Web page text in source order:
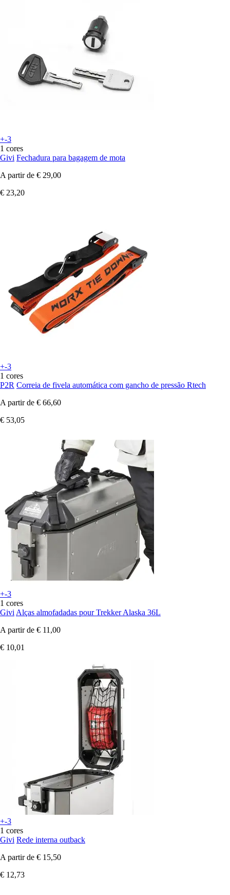
+-3
1 cores
Givi Fechadura para bagagem de mota
A partir de € 29,00
€ 23,20
+-3
1 cores
P2R Correia de fivela automática com gancho de pressão Rtech
A partir de € 66,60
€ 53,05
+-3
1 cores
Givi Alças almofadadas pour Trekker Alaska 36L
A partir de € 11,00
€ 10,01
+-3
1 cores
Givi Rede interna outback
A partir de € 15,50
€ 12,73